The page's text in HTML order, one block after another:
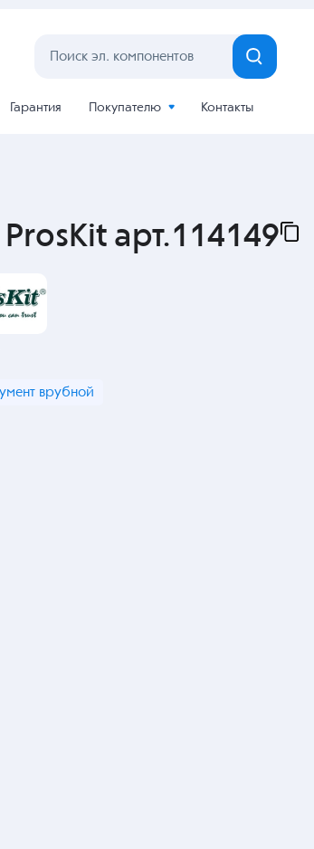
Гарантия Покупателю Контакты
арт.114149
врубной